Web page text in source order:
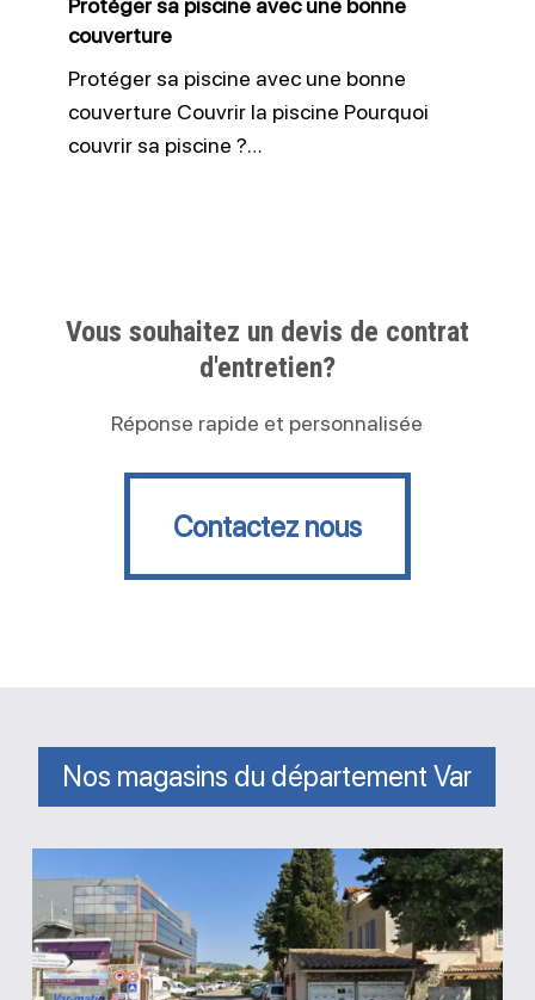
Protéger sa piscine avec une bonne
couverture
Protéger sa piscine avec une bonne
couverture Couvrir la piscine Pourquoi
couvrir sa piscine ?…
Vous souhaitez un devis de contrat
d'entretien?
Réponse rapide et personnalisée
Contactez nous
Contactez nous
Nos magasins du département Var
Magasin
piscine
Ollioules
AGS